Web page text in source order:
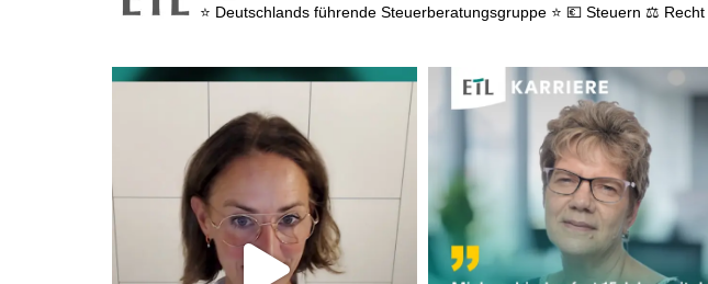
⭐ Deutschlands führende Steuerberatungsgruppe ⭐ 💶 Steuern ⚖️ Recht